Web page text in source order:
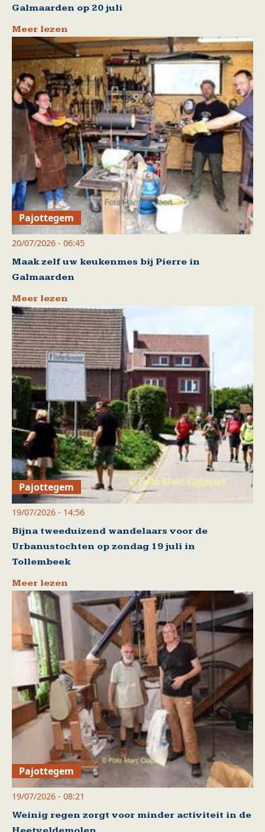
Galmaarden op 20 juli
Meer lezen
Pajottegem
20/07/2026 - 06:45
Maak zelf uw keukenmes bij Pierre in
Galmaarden
Meer lezen
Pajottegem
19/07/2026 - 14:56
Bijna tweeduizend wandelaars voor de
Urbanustochten op zondag 19 juli in
Tollembeek
Meer lezen
Pajottegem
19/07/2026 - 08:21
Weinig regen zorgt voor minder activiteit in de